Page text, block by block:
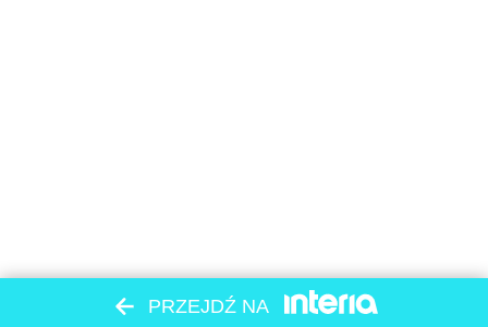
PRZEJDŹ NA